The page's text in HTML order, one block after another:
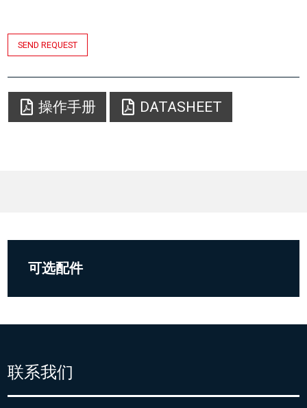
SEND REQUEST
操作手册 DATASHEET
可选配件
联系我们